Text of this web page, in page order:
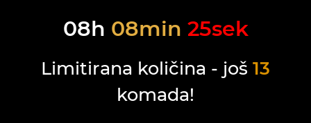
08h 08min 25sek
Limitirana količina - još 13
komada!